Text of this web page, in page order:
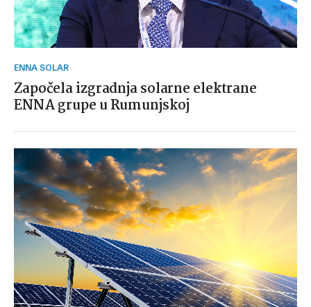
ENNA SOLAR
Započela izgradnja solarne elektrane
ENNA grupe u Rumunjskoj